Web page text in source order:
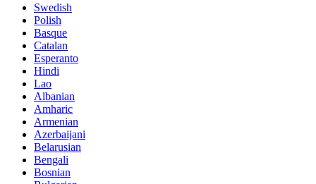
Swedish
Polish
Basque
Catalan
Esperanto
Hindi
Lao
Albanian
Amharic
Armenian
Azerbaijani
Belarusian
Bengali
Bosnian